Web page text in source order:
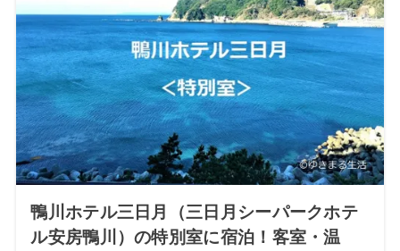
鴨川ホテル三日月（三日月シーパークホテ
ル安房鴨川）の特別室に宿泊！客室・温